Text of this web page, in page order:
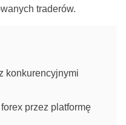
traderów.
konkurencyjnymi
przez platformę